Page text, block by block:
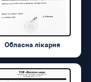
Обласна лікарня